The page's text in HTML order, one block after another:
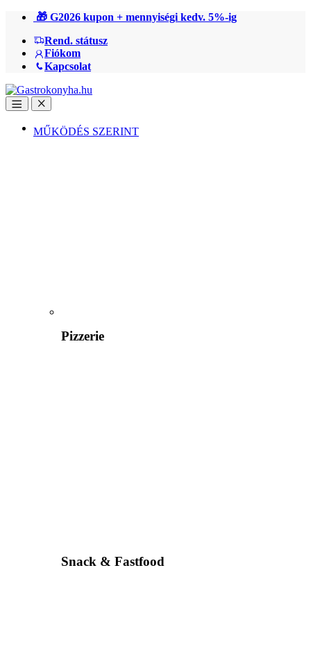
Ugrás
navigációhoz
Ugrás
tartalomra
🎁 G2026 kupon + mennyiségi kedv. 5%-ig
Rend. státusz
Fiókom
Kapcsolat
Open Close
MŰKÖDÉS SZERINT
Pizzerie
Snack & Fastfood